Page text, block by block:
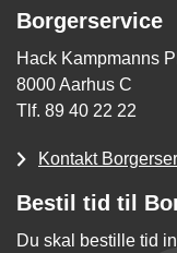
Borgerservice
Hack Kampmanns
8000 Aarhus C
Tlf. 89 40 22 22
Kontakt
Bestil tid til
Du skal bestille tid